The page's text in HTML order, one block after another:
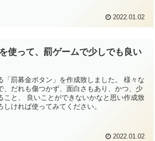
2022.01.02
使って、罰ゲームで少しでも良い
「罰募金ボタン」を作成致しました。 様々な
、だれも傷つかず、面白さもあり、かつ、少
こと、 良いことができないかなと思い作成致
しければ使ってみてください。
2022.01.02